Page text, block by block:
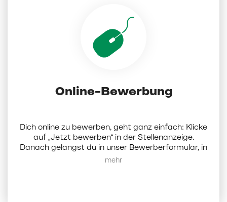
Online-Bewerbung
Dich online zu bewerben, geht ganz einfach: Klicke
auf „Jetzt bewerben“ in der Stellenanzeige.
Danach gelangst du in unser Bewerberformular, in
dem du Dokumente (Lebenslauf, Anschreiben und
Mehr anzeigen